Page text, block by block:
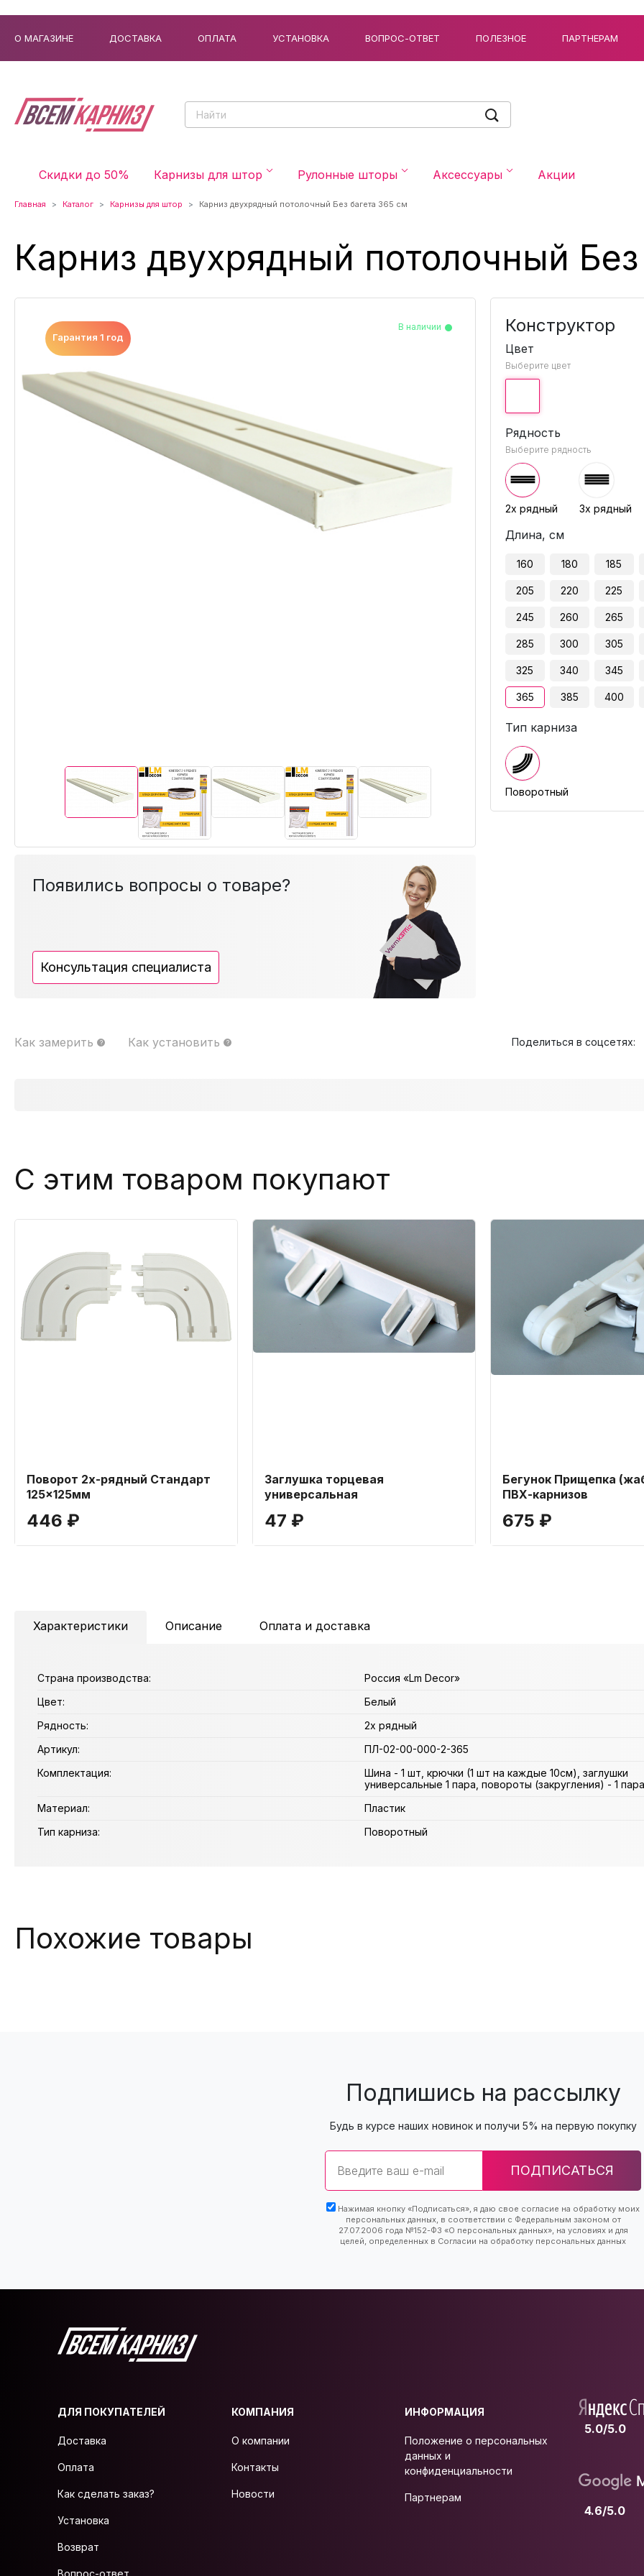
О МАГАЗИНЕ ДОСТАВКА ОПЛАТА УСТАНОВКА ВОПРОС-ОТВЕТ ПОЛЕЗНОЕ ПАРТНЕРАМ
Скидки до 50% Карнизы для штор Рулонные шторы Аксессуары Акции
Главная Каталог Карнизы для штор Карниз двухрядный потолочный Без багета 365 см
Карниз двухрядный потолочный
Гарантия 1 год
В наличии
В наличии
В наличии
В наличии
В наличии
Появились вопросы о товаре?
Консультация специалиста
Конструктор
Цвет
Выберите цвет
Рядность
Выберите рядность
2х рядный 3х рядный
Длина, см
160 180 185
205 220 225
245 260 265
285 300 305
325 340 345
365 385 400
Тип карниза
Поворотный
Как замерить Как установить Поделиться в соцсетях:
С этим товаром покупают
Поворот 2х-рядный Стандарт
125x125мм
446 ₽
Заглушка торцевая
универсальная
47 ₽
Бегунок Прищепка
ПВХ-карнизов
675 ₽
Характеристики Описание Оплата и доставка
Страна производства:
Россия «Lm Decor»
Цвет:
Белый
Рядность:
2х рядный
Артикул:
ПЛ-02-00-000-2-365
Комплектация:
Шина - 1 шт, крючки (1 шт на каждые 10см), заглушки
универсальные 1 пара, повороты (закругления) - 1 пара
Материал:
Пластик
Тип карниза:
Поворотный
Похожие товары
Подпишись на рассылку
Будь в курсе наших новинок и получи 5% на первую покупку
Email
ПОДПИСАТЬСЯ
Нажимая кнопку «Подписаться», я даю свое согласие на обработку моих
персональных данных, в соответствии с Федеральным законом от
27.07.2006 года №152-ФЗ «О персональных данных», на условиях и для
целей, определенных в Согласии на обработку персональных данных
ДЛЯ ПОКУПАТЕЛЕЙ
Доставка
Оплата
Как сделать заказ?
Установка
Возврат
Вопрос-ответ
КОМПАНИЯ
О компании
Контакты
Новости
ИНФОРМАЦИЯ
Положение о персональных
данных и
конфиденциальности
Партнерам
5.0/5.0
4.6/5.0